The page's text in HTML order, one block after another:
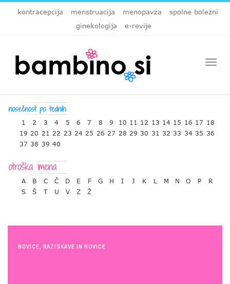
kontracepcija menstruacija menopavza
spolne bolezni
ginekologija
e-revije
1 2 3 4 5 6 7 8 9 10 11 12 13 14 15 16 17 18
19 20 21 22 23 24 25 26 27 28 29 30 31 32 33 34 35 36
37 38 39 40
A B C Č D E F G H I J K L M N O P
R
S
Š T U V Z Ž
NOVICE RAZISKAVE IN NOVICE